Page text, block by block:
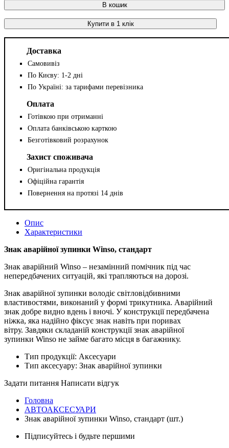
В кошик
Купити в 1 клік
Доставка
Самовивіз
По Києву: 1-2 дні
По Україні: за тарифами перевізника
Оплата
Готівкою при отриманні
Оплата банківською карткою
Безготівковий розрахунок
Захист споживача
Оригінальна продукція
Офіційна гарантія
Повернення на протязі 14 днів
Опис
Характеристики
Знак аварійної зупинки Winso, стандарт
Знак аварійний Winso – незамінний помічник під час
непередбачених ситуацій, які трапляються на дорозі.
Знак аварійної зупинки володіє світловідбивними
властивостями, виконаний у формі трикутника. Аварійний
знак добре видно вдень і вночі. У конструкції передбачена
ніжка, яка надійно фіксує знак навіть при поривах
вітру. Завдяки складаній конструкції знак аварійної
зупинки Winso не займе багато місця в багажнику.
Тип продукції: Аксесуари
Тип аксесуару: Знак аварійної зупинки
Задати питання Написати відгук
Головна
АВТОАКСЕСУАРИ
Знак аварійної зупинки Winso, стандарт (шт.)
Підписуйтесь і будьте першими